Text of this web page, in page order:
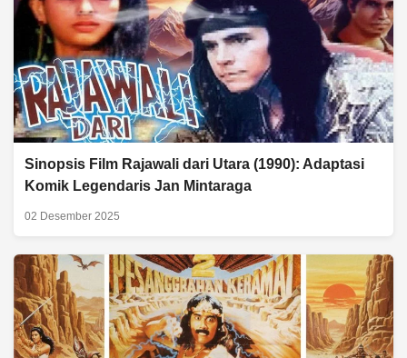
Sinopsis Film Rajawali dari Utara (1990): Adaptasi
Komik Legendaris Jan Mintaraga
02 Desember 2025